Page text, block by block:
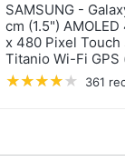
SAMSUNG -
cm (1.5")
x 480 Pixel
Titanio Wi-Fi GPS
361